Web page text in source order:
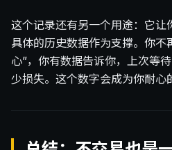
这个记录还有另一个用途：它让
具体的历史数据作为支撑。你不
心”，你有数据告诉你，上次等
少损失。这个数字会成为你耐心